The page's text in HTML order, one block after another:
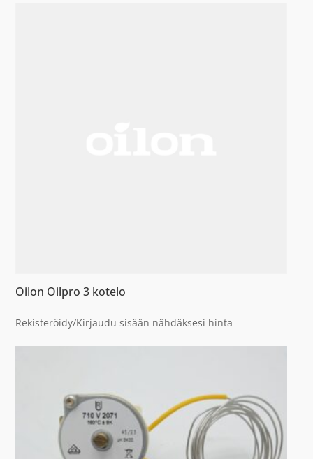
Oilon Oilpro 3 kotelo
Rekisteröidy/Kirjaudu sisään nähdäksesi hinta